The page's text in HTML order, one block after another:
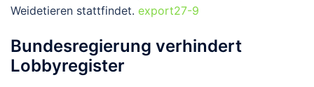
Weidetieren stattfindet. export27-9
Bundesregierung verhindert
Lobbyregister